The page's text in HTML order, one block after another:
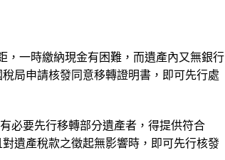
，一時繳納現金有困難，而遺產內又無銀行
局申請核發同意移轉證明書，即可先行處
必要先行移轉部分遺產者，得提供符合
遺產稅款之徵起無影響時，即可先行核發